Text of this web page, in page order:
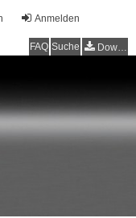
Anmelden
FAQ Suche Downloads